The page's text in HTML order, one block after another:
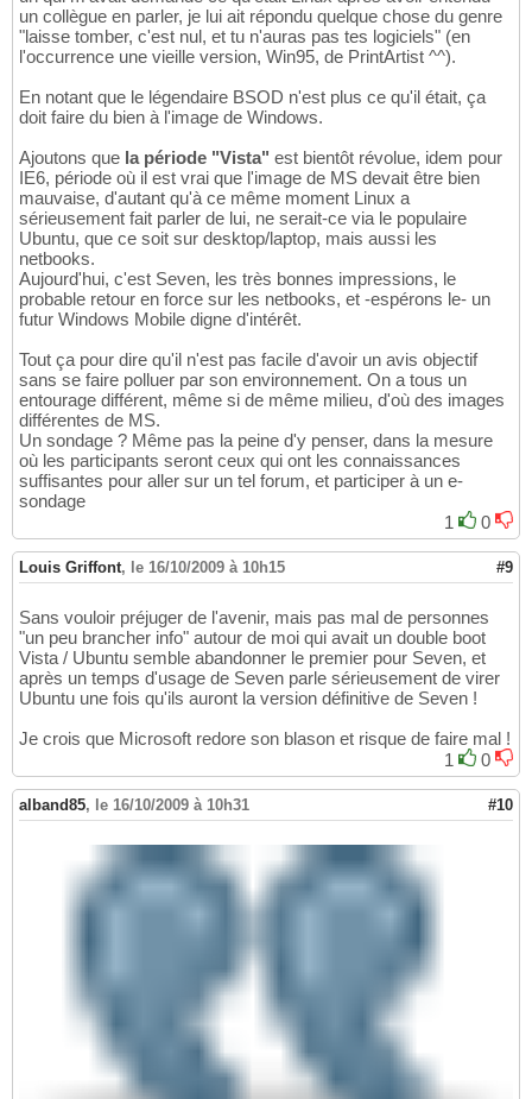
un collègue en parler, je lui ait répondu quelque chose du genre
"laisse tomber, c'est nul, et tu n'auras pas tes logiciels" (en
l'occurrence une vieille version, Win95, de PrintArtist ^^).
En notant que le légendaire BSOD n'est plus ce qu'il était, ça
doit faire du bien à l'image de Windows.
Ajoutons que la période "Vista" est bientôt révolue, idem pour
IE6, période où il est vrai que l'image de MS devait être bien
mauvaise, d'autant qu'à ce même moment Linux a
sérieusement fait parler de lui, ne serait-ce via le populaire
Ubuntu, que ce soit sur desktop/laptop, mais aussi les
netbooks.
Aujourd'hui, c'est Seven, les très bonnes impressions, le
probable retour en force sur les netbooks, et -espérons le- un
futur Windows Mobile digne d'intérêt.
Tout ça pour dire qu'il n'est pas facile d'avoir un avis objectif
sans se faire polluer par son environnement. On a tous un
entourage différent, même si de même milieu, d'où des images
différentes de MS.
Un sondage ? Même pas la peine d'y penser, dans la mesure
où les participants seront ceux qui ont les connaissances
suffisantes pour aller sur un tel forum, et participer à un e-
sondage
1
0
Louis Griffont, le 16/10/2009 à 10h15 #9
Sans vouloir préjuger de l'avenir, mais pas mal de personnes
"un peu brancher info" autour de moi qui avait un double boot
Vista / Ubuntu semble abandonner le premier pour Seven, et
après un temps d'usage de Seven parle sérieusement de virer
Ubuntu une fois qu'ils auront la version définitive de Seven !
Je crois que Microsoft redore son blason et risque de faire mal !
1
0
alband85, le 16/10/2009 à 10h31 #10